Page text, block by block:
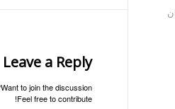
Leave a Reply
Want to join the discussion?
Feel free to contribute!